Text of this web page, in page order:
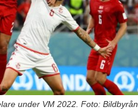
under VM 2022. Foto: Bildbyrån